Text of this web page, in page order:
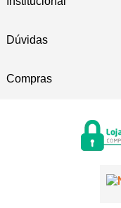
Dúvidas
Compras